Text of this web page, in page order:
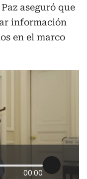
aseguró que
información
en el marco
00:00